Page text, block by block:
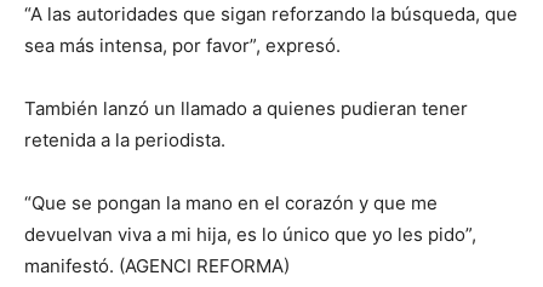
“A las autoridades que sigan reforzando la búsqueda, que
sea más intensa, por favor”, expresó.
También lanzó un llamado a quienes pudieran tener
retenida a la periodista.
“Que se pongan la mano en el corazón y que me
devuelvan viva a mi hija, es lo único que yo les pido”,
manifestó. (AGENCI REFORMA)